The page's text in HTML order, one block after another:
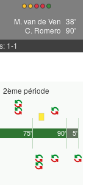
M. van de Ven 38'
C. Romero 90'
1-1
2ème période
90'
75' 5'